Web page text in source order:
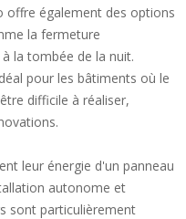
offre également des options
la fermeture
la tombée de la nuit.
pour les bâtiments où le
difficile à réaliser,
leur énergie d'un panneau
autonome et
sont particulièrement